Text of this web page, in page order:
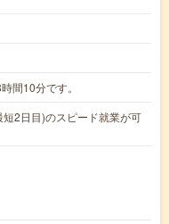
間10分です。
2日目)のスピード就業が可